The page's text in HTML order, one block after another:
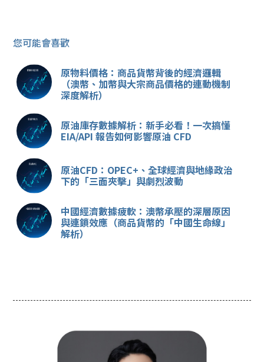
您可能會喜歡
原物料價格：商品貨幣背後的經濟邏輯
（澳幣、加幣與大宗商品價格的連動機制
深度解析）
原油庫存數據解析：新手必看！一次搞懂
EIA/API 報告如何影響原油 CFD
原油CFD：OPEC+、全球經濟與地緣政治
下的「三面夾擊」與劇烈波動
中國經濟數據疲軟：澳幣承壓的深層原因
與連鎖效應（商品貨幣的「中國生命線」
解析）